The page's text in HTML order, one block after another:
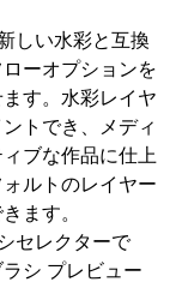
しい水彩と互換
ーオプションを
す。水彩レイヤ
トでき、メディ
ブな作品に仕上
ルトのレイヤー
ます。
セレクターで
シ プレビュー